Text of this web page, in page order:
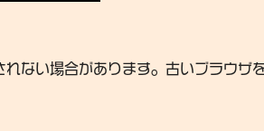
ない場合があります。古いブラウザ